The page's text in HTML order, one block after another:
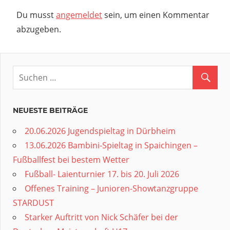
Du musstangemeldetsein, um einen Kommentar
abzugeben.
NEUESTE BEITRÄGE
20.06.2026 Jugendspieltag in Dürbheim
13.06.2026 Bambini-Spieltag in Spaichingen –
Fußballfest bei bestem Wetter
Fußball- Laienturnier 17. bis 20. Juli 2026
Offenes Training – Junioren-Showtanzgruppe
STARDUST
Starker Auftritt von Nick Schäfer bei der